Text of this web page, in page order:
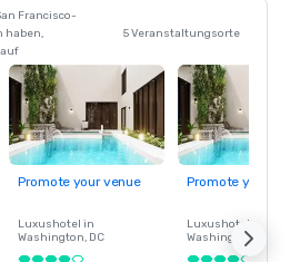
Francisco-
haben,
5 Veranstaltungsorte
Promote your venue
Luxushotel in
Washington, DC
Promote your
Luxushotel in
Washington